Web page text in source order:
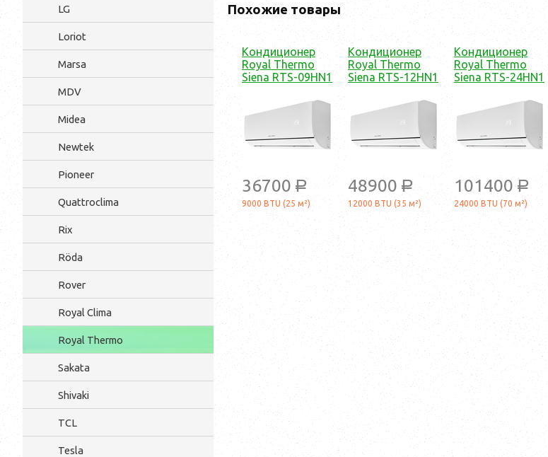
LG
Loriot
Marsa
MDV
Midea
Newtek
Pioneer
Quattroclima
Rix
Röda
Rover
Royal Clima
Royal Thermo
Sakata
Shivaki
TCL
Tesla
Похожие товары
Кондиционер
Royal Thermo
Siena RTS-09HN1
36700 a
9000 BTU (25 м²)
Кондиционер
Royal Thermo
Siena RTS-12HN1
48900 a
12000 BTU (35 м²)
Кондиционер
Royal Thermo
Siena RTS-24HN1
101400 a
24000 BTU (70 м²)